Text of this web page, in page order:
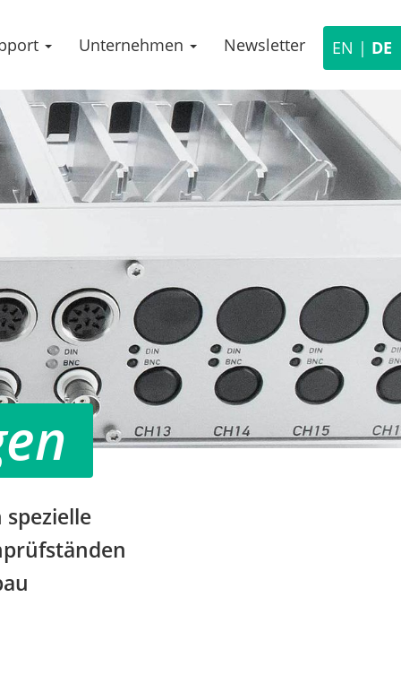
| DE
EN
Unternehmen Newsletter News
spezielle